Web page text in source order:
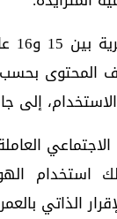
بحسب
إلى
الاجتماعي
استخدام
الذاتي